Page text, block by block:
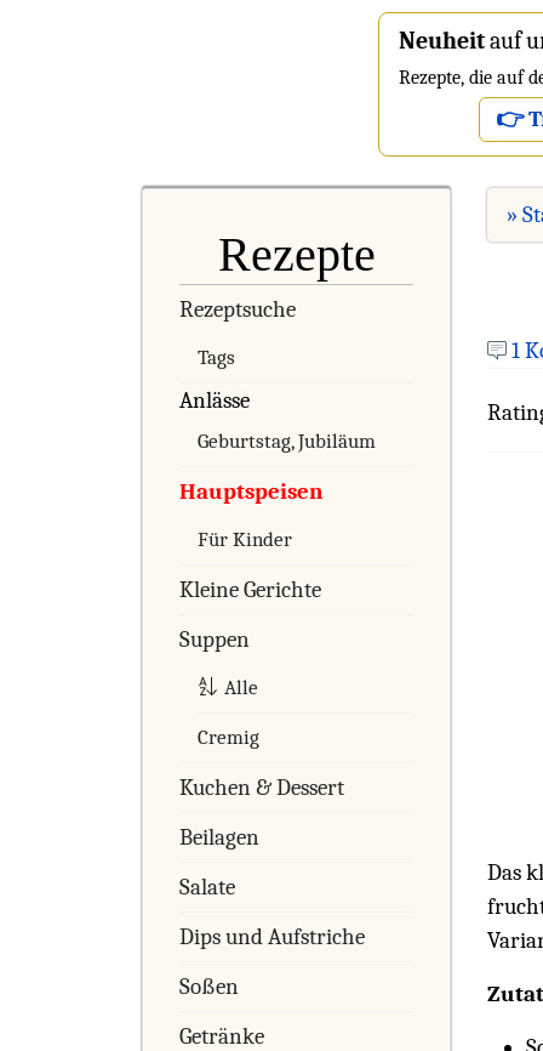
Neuheitauf
Rezepte, die auf
👉
Rezepte
Rezeptsuche
Tags
Anlässe
Geburtstag, Jubiläum
Hauptspeisen
Für Kinder
Kleine Gerichte
Suppen
Alle
Cremig
Kuchen & Dessert
Beilagen
Salate
Dips und Aufstriche
Soßen
Getränke
»
1
Das